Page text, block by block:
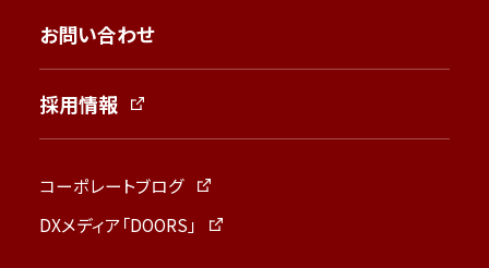
お問い合わせ
採用情報
コーポレートブログ
DXメディア「DOORS」